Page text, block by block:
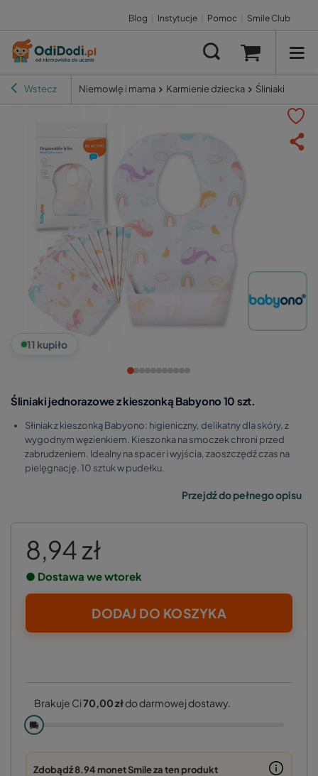
Blog Instytucje Pomoc Smile Club
Wstecz Niemowlę i mama Karmienie dziecka Śliniaki
11 kupiło
Śliniaki jednorazowe z kieszonką Babyono 10 szt.
Słiniak z kieszonką Babyono: higieniczny, delikatny dla skóry, z
wygodnym węzienkiem. Kieszonka na smoczek chroni przed
zabrudzeniem. Idealny na spacer i wyjścia, zaoszczędź czas na
pielęgnację. 10 sztuk w pudełku.
Przejdź do pełnego opisu
8,94 zł
● Dostawa we wtorek
DODAJ DO KOSZYKA
Brakuje Ci70,00 złdo darmowej dostawy.
🚚
Zdobądź8.94 monetSmile za ten produkt